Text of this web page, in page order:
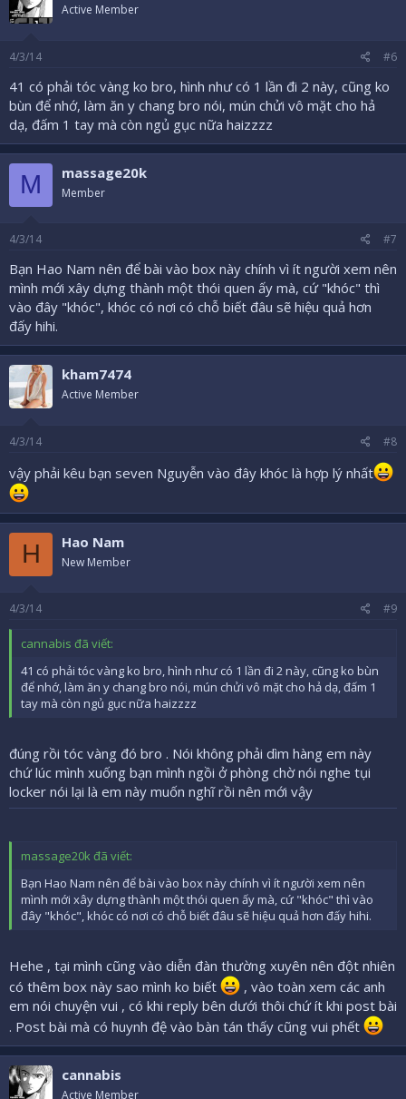
chắc tại xui quá nên viết vài lời chia sẻ ý kiến cá nhân. Bro
nào đã từng đi em này thì phản hồi để anh em tham khảo
Active Member
4/3/14 #6
41 có phải tóc vàng ko bro, hình như có 1 lần đi 2 này, cũng ko
bùn để nhớ, làm ăn y chang bro nói, mún chửi vô mặt cho hả
dạ, đấm 1 tay mà còn ngủ gục nữa haizzzz
M massage20k
Member
4/3/14 #7
Bạn Hao Nam nên để bài vào box này chính vì ít người xem nên
mình mới xây dựng thành một thói quen ấy mà, cứ "khóc" thì
vào đây "khóc", khóc có nơi có chỗ biết đâu sẽ hiệu quả hơn
đấy hihi.
kham7474
Active Member
4/3/14 #8
vậy phải kêu bạn seven Nguyễn vào đây khóc là hợp lý nhất
H Hao Nam
New Member
4/3/14 #9
cannabis đã viết:
41 có phải tóc vàng ko bro, hình như có 1 lần đi 2 này, cũng ko bùn
để nhớ, làm ăn y chang bro nói, mún chửi vô mặt cho hả dạ, đấm 1
tay mà còn ngủ gục nữa haizzzz
đúng rồi tóc vàng đó bro . Nói không phải dìm hàng em này
chứ lúc mình xuống bạn mình ngồi ở phòng chờ nói nghe tụi
locker nói lại là em này muốn nghĩ rồi nên mới vậy
massage20k đã viết:
Bạn Hao Nam nên để bài vào box này chính vì ít người xem nên
mình mới xây dựng thành một thói quen ấy mà, cứ "khóc" thì vào
đây "khóc", khóc có nơi có chỗ biết đâu sẽ hiệu quả hơn đấy hihi.
Hehe , tại mình cũng vào diễn đàn thường xuyên nên đột nhiên
có thêm box này sao mình ko biết
, vào toàn xem các anh
em nói chuyện vui , có khi reply bên dưới thôi chứ ít khi post bài
. Post bài mà có huynh đệ vào bàn tán thấy cũng vui phết
cannabis
Active Member